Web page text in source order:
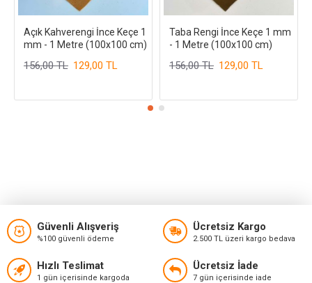
Açık Kahverengi İnce Keçe 1
mm - 1 Metre (100x100 cm)
129,00 TL
156,00 TL
Taba Rengi İnce Keçe 1 mm
- 1 Metre (100x100 cm)
129,00 TL
156,00 TL
Güvenli Alışveriş
%100 güvenli ödeme
Ücretsiz Kargo
2.500 TL üzeri kargo bedava
Hızlı Teslimat
1 gün içerisinde kargoda
Ücretsiz İade
7 gün içerisinde iade